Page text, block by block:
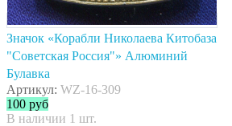
Значок «Корабли Николаева Китобаза
"Советская Россия"» Алюминий
Булавка
Артикул: WZ-16-309
100 руб
В наличии 1 шт.